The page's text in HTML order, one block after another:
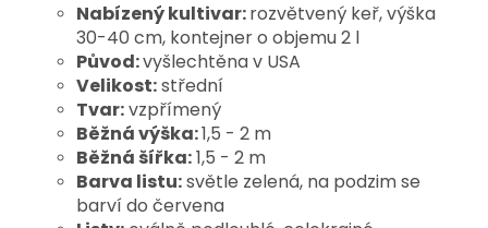
Nabízený kultivar:rozvětvený keř, výška
30-40 cm, kontejner o objemu 2 l
Původ:vyšlechtěna v USA
Velikost:střední
Tvar:vzpřímený
Běžná výška:1,5 - 2 m
Běžná šířka:1,5 - 2 m
Barva listu:světle zelená, na podzim se
barví do červena